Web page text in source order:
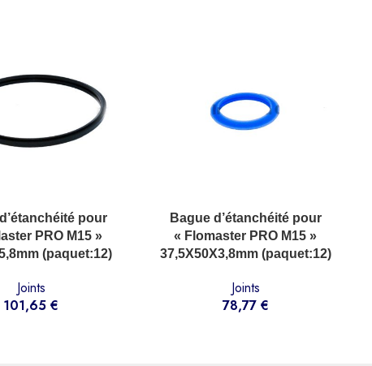
pour
PRO M15 »
(paquet:12)
Joints
101,65 €
AJOUTER AU PANIER
Bague d’étanchéité pour
« Flomaster PRO M15 »
37,5X50X3,8mm (paquet:12)
Joints
78,77 €